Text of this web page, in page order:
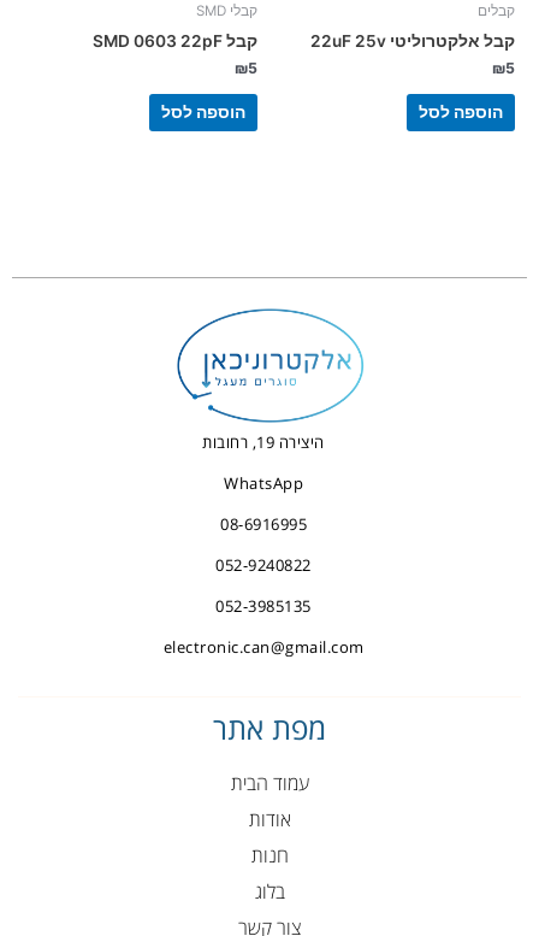
קבלים
קבל אלקטרוליטי 22uF 25v
₪5
הוספה לסל
קבלי SMD
קבל SMD 0603 22pF
₪5
הוספה לסל
היצירה 19, רחובות
WhatsApp
08-6916995
052-9240822
052-3985135
electronic.can@gmail.com
מפת אתר
עמוד הבית
אודות
חנות
בלוג
צור קשר